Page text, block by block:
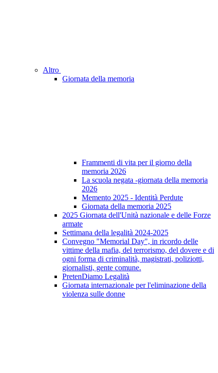
Altro
Giornata della memoria
Frammenti di vita per il giorno della
memoria 2026
La scuola negata -giornata della memoria
2026
Memento 2025 - Identità Perdute
Giornata della memoria 2025
2025 Giornata dell'Unità nazionale e delle Forze
armate
Settimana della legalità 2024-2025
Convegno "Memorial Day", in ricordo delle
vittime della mafia, del terrorismo, del dovere e di
ogni forma di criminalità, magistrati, poliziotti,
giornalisti, gente comune.
PretenDiamo Legalità
Giornata internazionale per l'eliminazione della
violenza sulle donne